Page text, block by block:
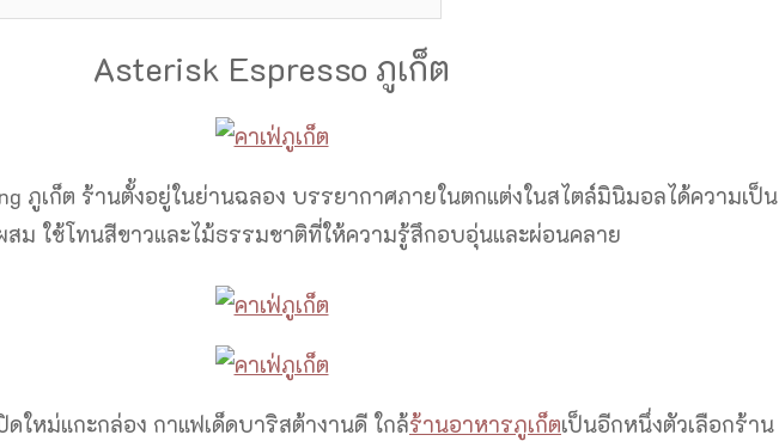
Asterisk Espresso ภูเก็ต
ภูเก็ต ร้านตั้งอยู่ในย่านฉลอง บรรยากาศภายในตกแต่งในสไตล์มินิมอลได้ความเป็น
สม ใช้โทนสีขาวและไม้ธรรมชาติที่ให้ความรู้สึกอบอุ่นและผ่อนคลาย
ใหม่แกะกล่อง กาแฟเด็ดบาริสต้างานดี ใกล้ร้านอาหารภูเก็ตเป็นอีกหนึ่งตัวเลือกร้าน